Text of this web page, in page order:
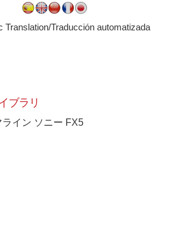
Translation/Traducción automatizada
ブラリ
ライン ソニー FX5